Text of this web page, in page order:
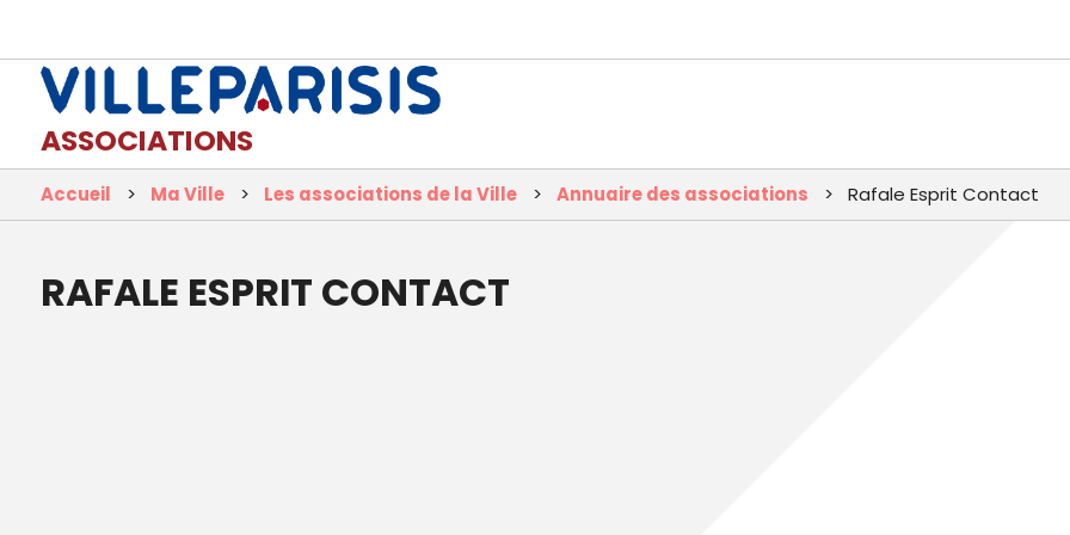
ASSOCIATIONS
Accueil Ma Ville Les associations de la Ville Annuaire des associations Rafale Esprit Contact
RAFALE ESPRIT CONTACT